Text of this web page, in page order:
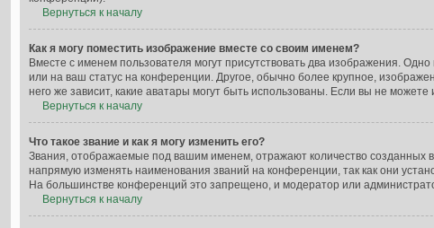
Вернуться к началу
Как я могу поместить изображение вместе со своим именем?
Вместе с именем пользователя могут присутствовать два изображения.
или на ваш статус на конференции. Другое, обычно более крупное,
него же зависит, какие аватары могут быть использованы. Если вы не
Вернуться к началу
Что такое звание и как я могу изменить его?
Звания, отображаемые под вашим именем, отражают количество
напрямую изменять наименования званий на конференции, так как они
На большинстве конференций это запрещено, и модератор или
Вернуться к началу